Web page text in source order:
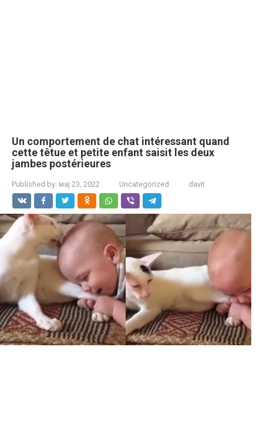
Un comportement de chat intéressant quand
cette têtue et petite enfant saisit les deux
jambes postérieures
Published by: мај 23, 2022 Uncategorized davit